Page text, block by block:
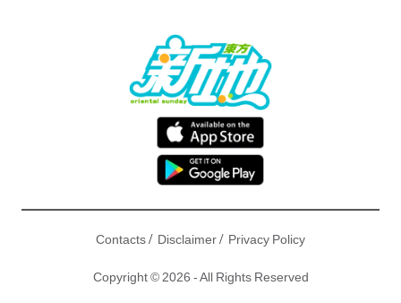
Contacts/ Disclaimer/ Privacy Policy
Copyright © 2026 - All Rights Reserved